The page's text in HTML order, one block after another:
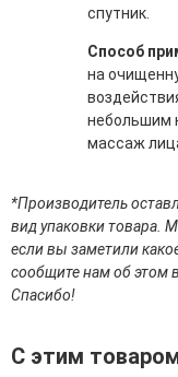
Для Тела
Автозагар для тела
Бальзамы и гели
Дезодоранты для
Кремы для тела
Лосьоны,
Масла для тела
Молочко для тела
Мыло
Скрабы и пилинги
спутник.
Способ
на
небольшим
массаж
*Производитель
вид упаковки товара.
если вы заметили
сообщите нам об этом
Спасибо!
С этим